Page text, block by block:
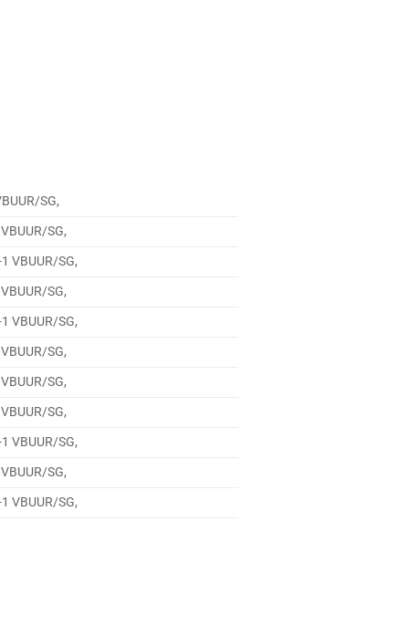
SG,
SG,
VBUUR/SG,
SG,
VBUUR/SG,
SG,
SG,
SG,
VBUUR/SG,
SG,
VBUUR/SG,